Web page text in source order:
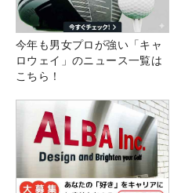
今年も男女プロが強い「キャ
ロウェイ」のニュース一覧は
こちら！